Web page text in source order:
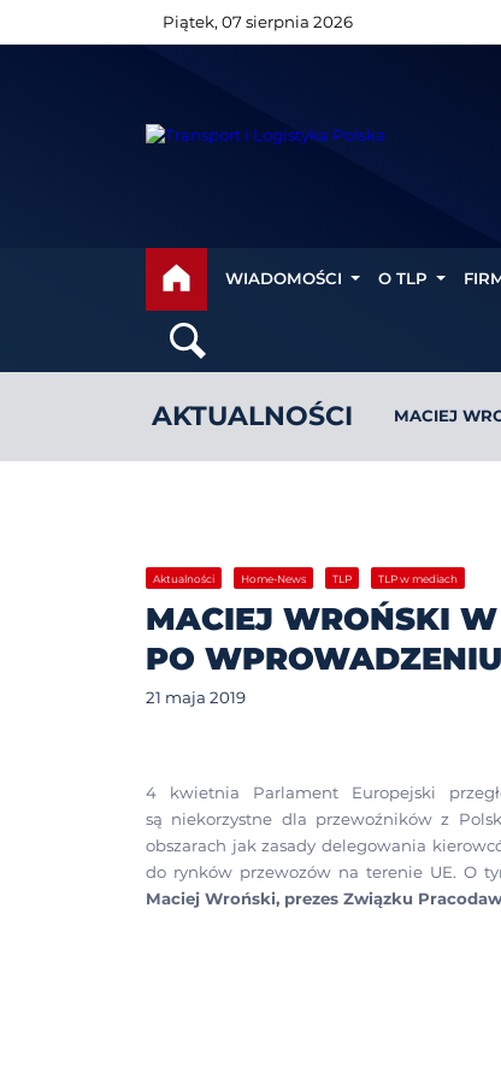
Piątek, 07 sierpnia 2026
WIADOMOŚCI O TLP
AKTUALNOŚCI MACIEJ
Aktualności Home-News TLP TLP w mediach
MACIEJ WROŃSKI
PO
21 maja 2019
4 kwietnia Parlament Europejski
są niekorzystne dla przewoźników z
obszarach jak zasady delegowania
do rynków przewozów na terenie UE. O
Maciej Wroński, prezes Związku